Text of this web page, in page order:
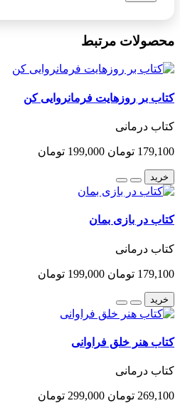
محصولات مرتبط
کتاب بر روزهایت فرمانروایی کن
کتاب درمانی
179,100 تومان 199,000 تومان
خرید
کتاب در بازی بمان
کتاب درمانی
179,100 تومان 199,000 تومان
خرید
کتاب هنر خلق فراوانی
کتاب درمانی
269,100 تومان 299,000 تومان